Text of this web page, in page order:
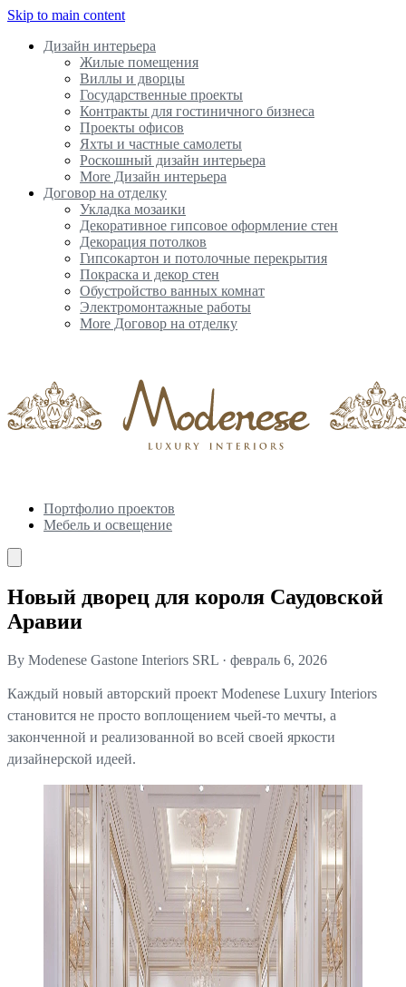
Skip to main content
Дизайн интерьера
Жилые помещения
Виллы и дворцы
Государственные проекты
Контракты для гостиничного бизнеса
Проекты офисов
Яхты и частные самолеты
Роскошный дизайн интерьера
More Дизайн интерьера
Договор на отделку
Укладка мозаики
Декоративное гипсовое оформление стен
Декорация потолков
Гипсокартон и потолочные перекрытия
Покраска и декор стен
Обустройство ванных комнат
Электромонтажные работы
More Договор на отделку
Портфолио проектов
Мебель и освещение
Новый дворец для короля Саудовской
Аравии
By Modenese Gastone Interiors SRL · февраль 6, 2026
Каждый новый авторский проект Modenese Luxury Interiors
становится не просто воплощением чьей-то мечты, а
законченной и реализованной во всей своей яркости
дизайнерской идеей.